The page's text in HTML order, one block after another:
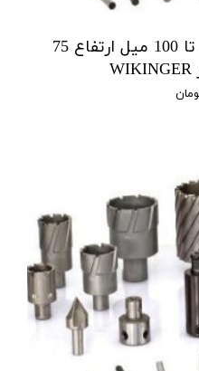
مته گردبر TCT از قطر 12 تا 100 میل ارتفاع 75